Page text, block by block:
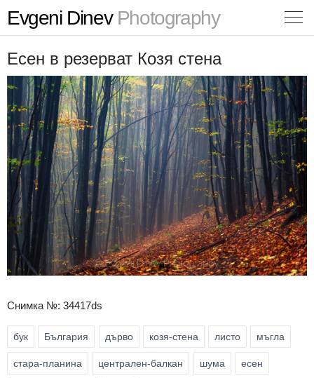
Evgeni DinevPhotography
Есен в резерват Козя стена
Снимка №: 34417ds
бук България дърво козя-стена листо мъгла
стара-планина централен-балкан шума есен